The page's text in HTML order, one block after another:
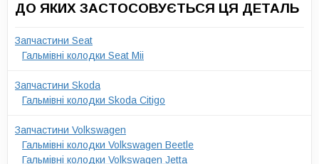
ДО ЯКИХ ЗАСТОСОВУЄТЬСЯ ЦЯ ДЕТАЛЬ
Запчастини Seat
Гальмівні колодки Seat Mii
Запчастини Skoda
Гальмівні колодки Skoda Citigo
Запчастини Volkswagen
Гальмівні колодки Volkswagen Beetle
Гальмівні колодки Volkswagen Jetta